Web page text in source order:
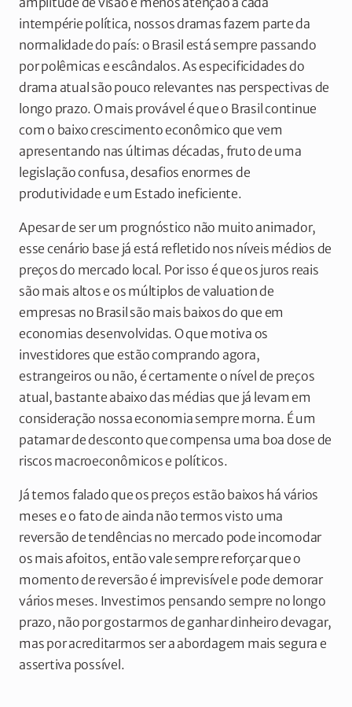
intempérie política, nossos dramas fazem parte da
normalidade do país: o Brasil está sempre passando
por polêmicas e escândalos. As especificidades do
drama atual são pouco relevantes nas perspectivas de
longo prazo. O mais provável é que o Brasil continue
com o baixo crescimento econômico que vem
apresentando nas últimas décadas, fruto de uma
legislação confusa, desafios enormes de
produtividade e um Estado ineficiente.
Apesar de ser um prognóstico não muito animador,
esse cenário base já está refletido nos níveis médios de
preços do mercado local. Por isso é que os juros reais
são mais altos e os múltiplos de valuation de
empresas no Brasil são mais baixos do que em
economias desenvolvidas. O que motiva os
investidores que estão comprando agora,
estrangeiros ou não, é certamente o nível de preços
atual, bastante abaixo das médias que já levam em
consideração nossa economia sempre morna. É um
patamar de desconto que compensa uma boa dose de
riscos macroeconômicos e políticos.
Já temos falado que os preços estão baixos há vários
meses e o fato de ainda não termos visto uma
reversão de tendências no mercado pode incomodar
os mais afoitos, então vale sempre reforçar que o
momento de reversão é imprevisível e pode demorar
vários meses. Investimos pensando sempre no longo
prazo, não por gostarmos de ganhar dinheiro devagar,
mas por acreditarmos ser a abordagem mais segura e
assertiva possível.